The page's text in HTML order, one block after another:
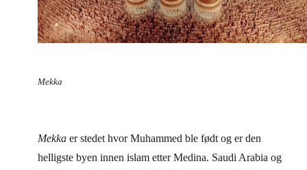
Mekka
Mekka er stedet hvor Muhammed ble født og er den
helligste byen innen islam etter Medina. Saudi Arabia og